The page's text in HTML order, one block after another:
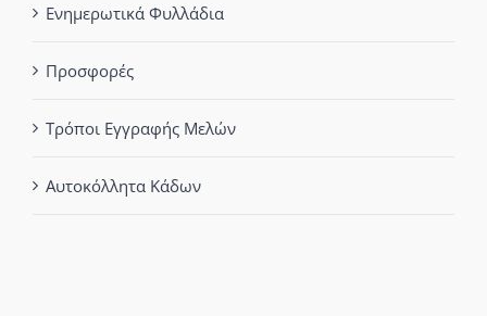
Ενημερωτικά Φυλλάδια
Προσφορές
Τρόποι Εγγραφής Μελών
Αυτοκόλλητα Κάδων